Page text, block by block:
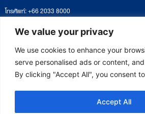
We value your privacy
We use cookies to enhance your
serve personalised ads or content,
By clicking "Accept All", you consent
Accept All
โทรศัพท์: +66 2033 8000
เวลาทำการ: จันทร์ – ศุกร์
09:00 – 17:00 น.
ติดตามหนังสือหรือยื่นเอกสาร
saraban@eeco.or.th
Copyright © 2025 Eastern Economic Corridor